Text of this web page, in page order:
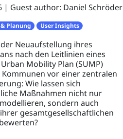
Guest author: Daniel Schröder
Planung User Insights
Neuaufstellung ihres
nach den Leitlinien eines
Mobility Plan (SUMP)
Kommunen vor einer zentralen
Wie lassen sich
Maßnahmen nicht nur
sondern auch
gesamtgesellschaftlichen